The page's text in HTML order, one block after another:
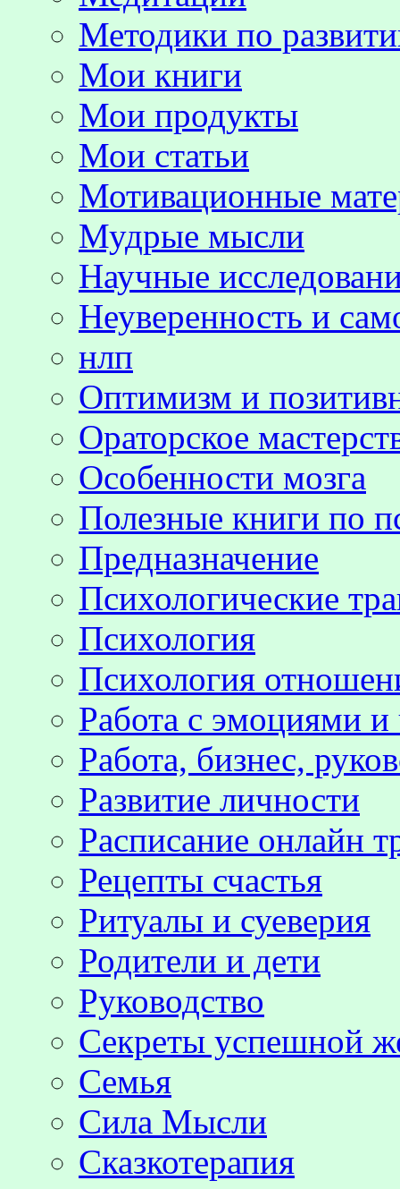
Методики по
Мои книги
Мои продукты
Мои статьи
Мотивационные
Мудрые мысли
Научные
Неуверенность и
нлп
Оптимизм и
Ораторское
Особенности мозга
Полезные книги по
Предназначение
Психологические
Психология
Психология
Работа с эмоциями и
Работа, бизнес,
Развитие личности
Расписание онлайн
Рецепты счастья
Ритуалы и суеверия
Родители и дети
Руководство
Секреты успешной
Семья
Сила Мысли
Сказкотерапия